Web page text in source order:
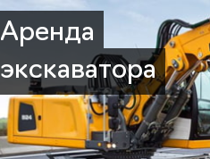
Аренда
экскаватора